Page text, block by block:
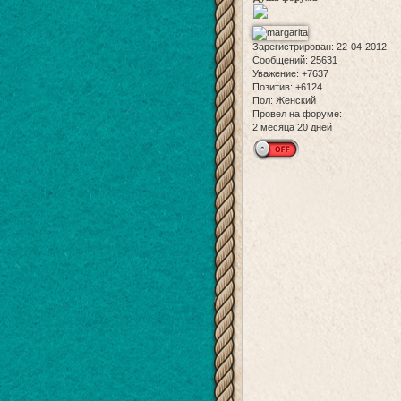
Зарегистрирован: 22-04-2012
Сообщений: 25631
Уважение: +7637
Позитив: +6124
Пол: Женский
Провел на форуме:
2 месяца 20 дней